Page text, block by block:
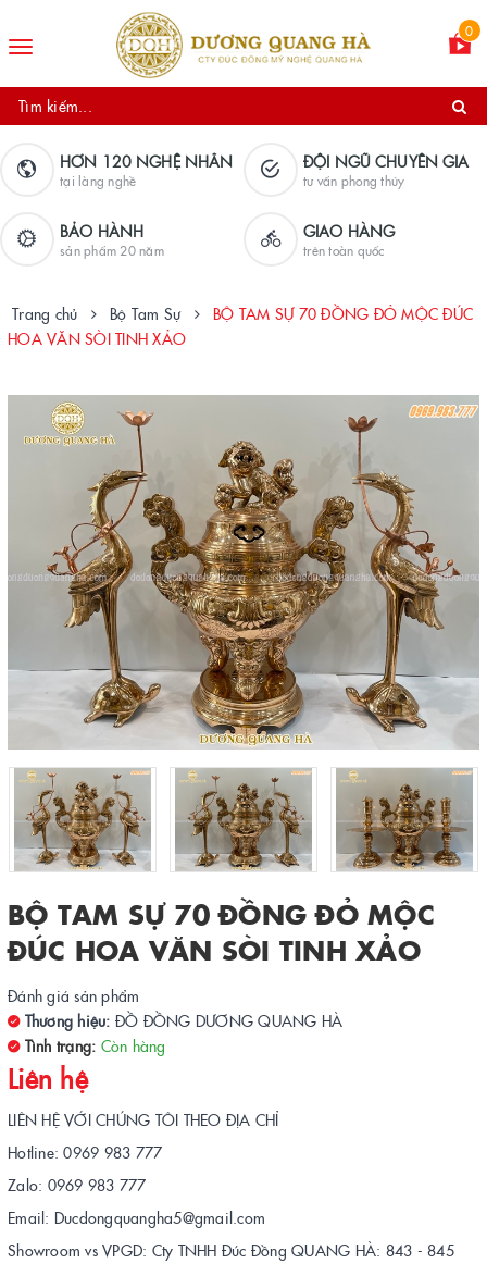
Toggle
0
HƠN 120 NGHỆ NHÂN
tại làng nghề
ĐỘI NGŨ CHUYÊN GIA
tư vấn phong thủy
BẢO HÀNH
sản phẩm 20 năm
GIAO HÀNG
trên toàn quốc
Trang chủ Bộ Tam Sự
BỘ TAM SỰ 70 ĐỒNG ĐỎ MỘC ĐÚC
HOA VĂN SÒI TINH XẢO
BỘ TAM SỰ 70 ĐỒNG ĐỎ MỘC
ĐÚC HOA VĂN SÒI TINH XẢO
Đánh giá sản phẩm
Thương hiệu: ĐỒ ĐỒNG DƯƠNG QUANG HÀ
Tình trạng: Còn hàng
Liên hệ
LIÊN HỆ VỚI CHÚNG TÔI THEO ĐỊA CHỈ
Hotline: 0969 983 777
Zalo: 0969 983 777
Email: Ducdongquangha5@gmail.com
Showroom vs VPGD: Cty TNHH Đúc Đồng QUANG HÀ: 843 - 845